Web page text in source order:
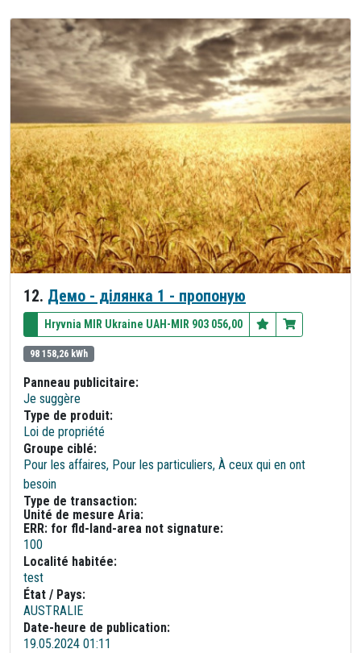
12. Демо - ділянка 1 - пропоную
Hryvnia MIR Ukraine UAH-MIR 903 056,00
98 158,26 kWh
Panneau publicitaire:
Je suggère
Type de produit:
Loi de propriété
Groupe ciblé:
Pour les affaires, Pour les particuliers, À ceux qui en ont
besoin
Type de transaction:
Unité de mesure Aria:
ERR: for fld-land-area not signature:
100
Localité habitée:
test
État / Pays:
AUSTRALIE
Date-heure de publication:
19.05.2024 01:11